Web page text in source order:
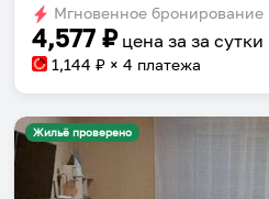
Мгновенное бронирование
4,577 ₽ цена за за сутки
1,144 ₽ × 4 платежа
Жильё проверено
Сохраняй места,
компанию и